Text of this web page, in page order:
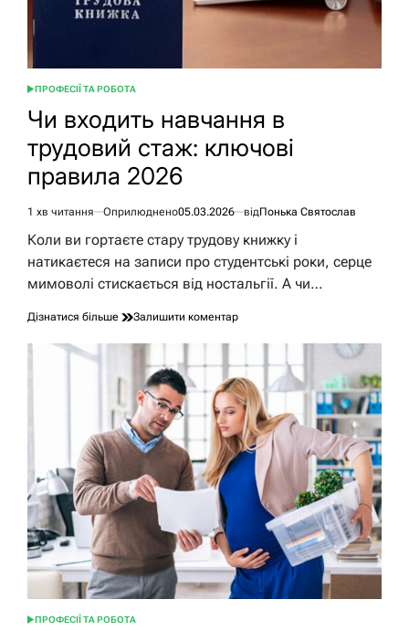
ОПУБЛІКУВАТИ
ПРОФЕСІЇ ТА РОБОТА
Чи входить навчання в
трудовий стаж: ключові
правила 2026
Орієнтовний
час
1 хв читання Оприлюднено05.03.2026 відПонька Святослав
Коли ви гортаєте стару трудову книжку і
натикаєтеся на записи про студентські роки, серце
мимоволі стискається від ностальгії. А чи…
Дізнатися більше Залишити коментардо
входить
навчання
в
трудовий
стаж:
ключові
правила
2026
ОПУБЛІКУВАТИ
ПРОФЕСІЇ ТА РОБОТА